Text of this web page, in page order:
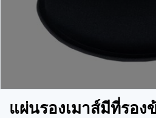
แผ่นรองเมาส์มีที่รอง